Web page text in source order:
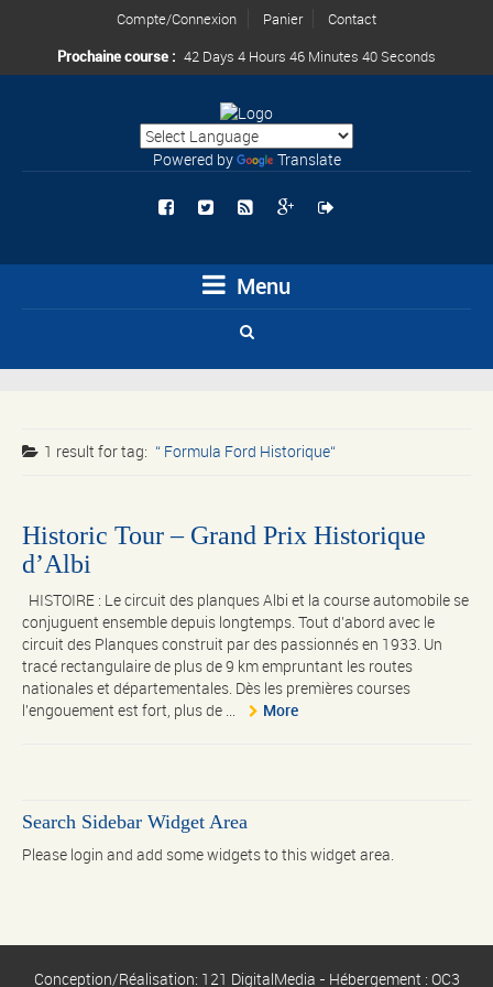
Compte/Connexion Panier
Contact
Prochaine course : 42 Days 4 Hours 46 Minutes 40 Seconds
Powered by Translate
Menu
1 result fortag: Formula Ford Historique
Historic Tour – Grand Prix Historique
d’Albi
HISTOIRE : Le circuit des planques Albi et la course automobile se
conjuguent ensemble depuis longtemps. Tout d’abord avec le
circuit des Planques construit par des passionnés en 1933. Un
tracé rectangulaire de plus de 9 km empruntant les routes
nationales et départementales. Dès les premières courses
l'engouement est fort, plus de ...
More
Search Sidebar Widget Area
Please login and add some widgets to this widget area.
Conception/Réalisation: 121 DigitalMedia - Hébergement : OC3